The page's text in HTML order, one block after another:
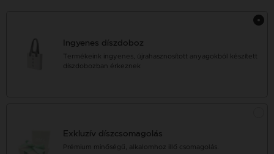
Ingyenes díszdoboz
Termékeink ingyenes, újrahasznosított anyagokból készített
díszdobozban érkeznek
Exkluzív díszcsomagolás
Prémium minőségű, alkalomhoz illő csomagolás.